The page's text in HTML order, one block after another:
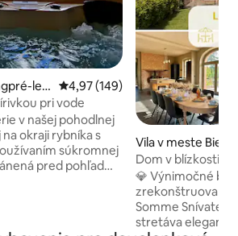
les- Priemerné ohodnotenie 4,97 z
4,97 (149)
pri vode
v našej pohodlnej
okraji rybníka s
súkromnej
pred pohľadmi,
Vila v meste
Dom v blízkosti
Tréport – terasa
💎 Výnimočné
zrekonštruované,
Somme Snívate o mieste, kde sa
stretáva